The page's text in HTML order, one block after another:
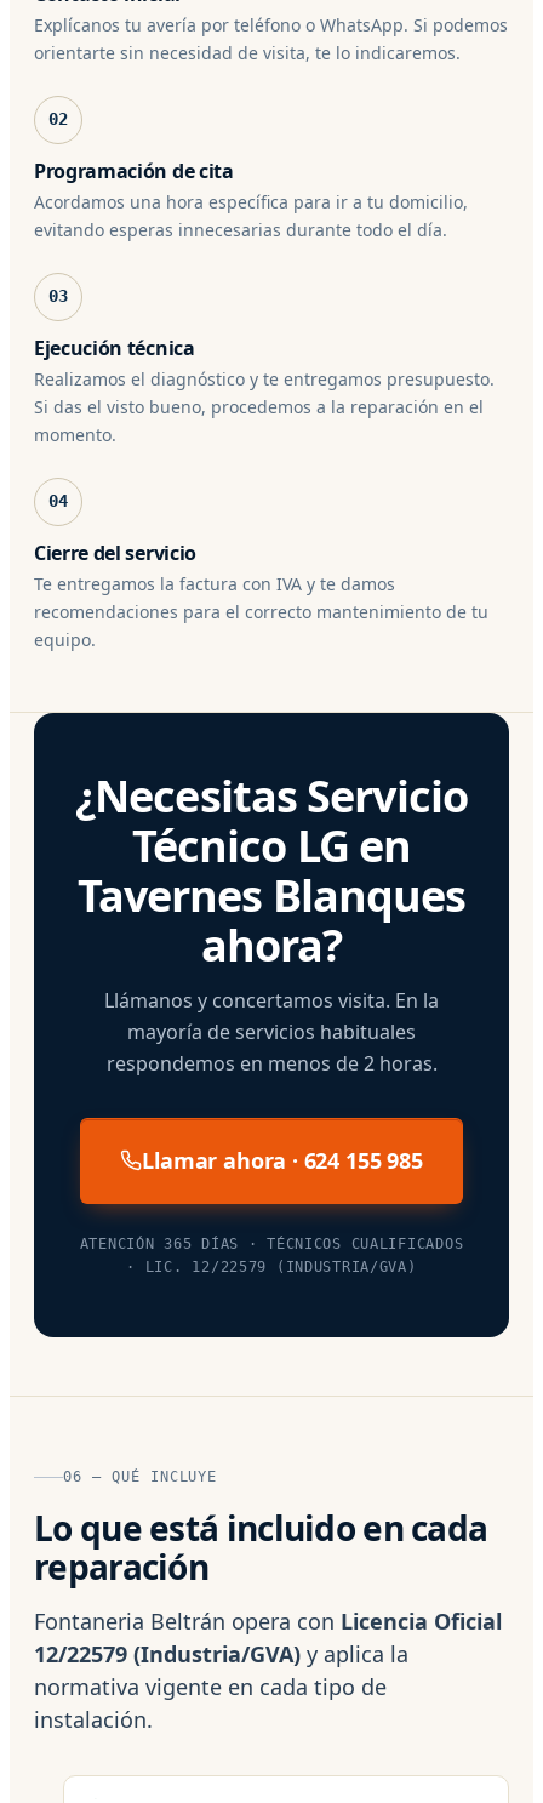
Explícanos tu avería por teléfono o WhatsApp. Si podemos
orientarte sin necesidad de visita, te lo indicaremos.
02
Programación de cita
Acordamos una hora específica para ir a tu domicilio,
evitando esperas innecesarias durante todo el día.
03
Ejecución técnica
Realizamos el diagnóstico y te entregamos presupuesto.
Si das el visto bueno, procedemos a la reparación en el
momento.
04
Cierre del servicio
Te entregamos la factura con IVA y te damos
recomendaciones para el correcto mantenimiento de tu
equipo.
¿Necesitas Servicio
Técnico LG en
Tavernes Blanques
ahora?
Llámanos y concertamos visita. En la
mayoría de servicios habituales
respondemos en menos de 2 horas.
Llamar ahora · 624 155 985
ATENCIÓN 365 DÍAS · TÉCNICOS CUALIFICADOS
· LIC. 12/22579 (INDUSTRIA/GVA)
06 — QUÉ INCLUYE
Lo que está incluido en cada
reparación
Fontaneria Beltrán opera con Licencia Oficial
12/22579 (Industria/GVA) y aplica la
normativa vigente en cada tipo de
instalación.